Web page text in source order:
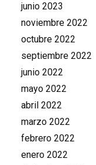
junio 2023
noviembre 2022
octubre 2022
septiembre 2022
junio 2022
mayo 2022
abril 2022
marzo 2022
febrero 2022
enero 2022